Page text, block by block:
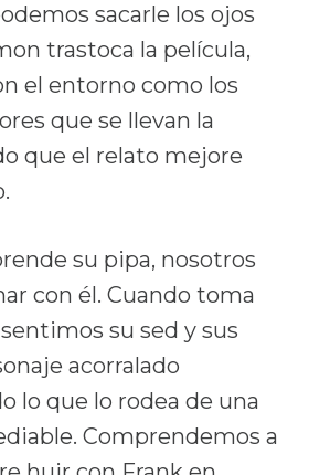
sacarle los ojos
trastoca la película,
el entorno como los
que se llevan la
que el relato mejore
su pipa, nosotros
con él. Cuando toma
su sed y sus
acorralado
lo que lo rodea de una
Comprendemos a